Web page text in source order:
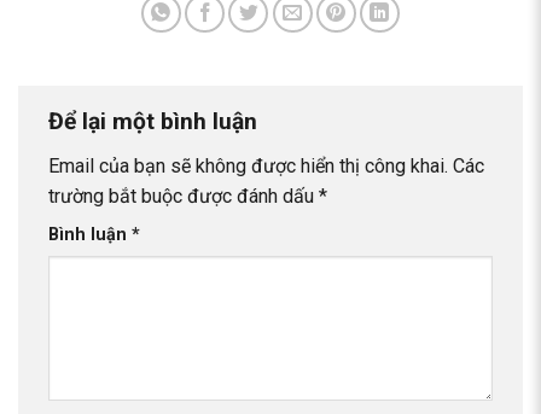
Để lại một bình luận
Email của bạn sẽ không được hiển thị công khai. Các
trường bắt buộc được đánh dấu *
Bình luận *